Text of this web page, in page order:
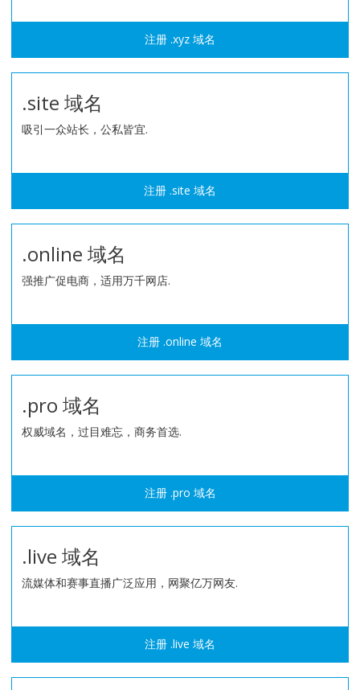
注册 .xyz 域名
.site 域名
吸引一众站长，公私皆宜.
注册 .site 域名
.online 域名
强推广促电商，适用万千网店.
注册 .online 域名
.pro 域名
权威域名，过目难忘，商务首选.
注册 .pro 域名
.live 域名
流媒体和赛事直播广泛应用，网聚亿万网友.
注册 .live 域名